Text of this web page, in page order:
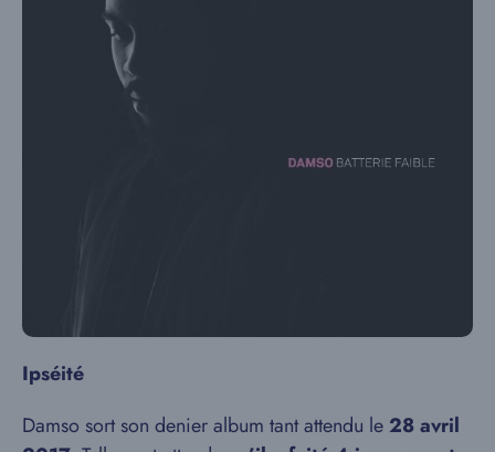
Ipséité
Damso sort son denier album tant attendu le 28 avril